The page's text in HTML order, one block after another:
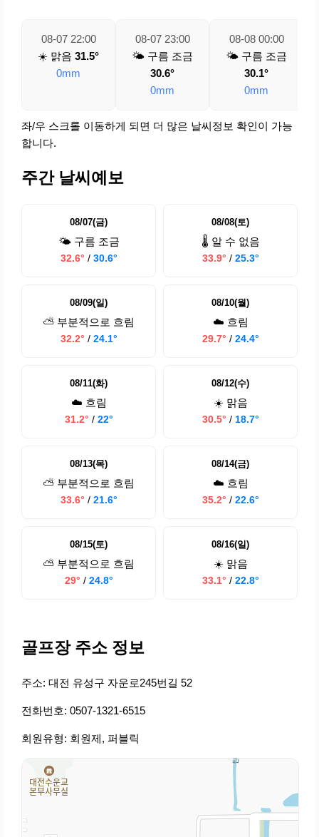
08-07 22:00
☀️ 맑음 31.5°
0mm
08-07 23:00
🌤️ 구름 조금
30.6°
0mm
08-08 00:00
🌤️ 구름 조금
30.1°
0mm
좌/우 스크롤 이동하게 되면 더 많은 날씨정보 확인이 가능
합니다.
주간 날씨예보
08/07(금)
🌤️ 구름 조금
32.6° / 30.6°
08/08(토)
🌡️ 알 수 없음
33.9° / 25.3°
08/09(일)
⛅ 부분적으로 흐림
32.2° / 24.1°
08/10(월)
☁️ 흐림
29.7° / 24.4°
08/11(화)
☁️ 흐림
31.2° / 22°
08/12(수)
☀️ 맑음
30.5° / 18.7°
08/13(목)
⛅ 부분적으로 흐림
33.6° / 21.6°
08/14(금)
☁️ 흐림
35.2° / 22.6°
08/15(토)
⛅ 부분적으로 흐림
29° / 24.8°
08/16(일)
☀️ 맑음
33.1° / 22.8°
골프장 주소 정보
주소: 대전 유성구 자운로245번길 52
전화번호: 0507-1321-6515
회원유형: 회원제, 퍼블릭